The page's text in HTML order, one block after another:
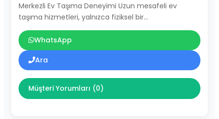
Merkezli Ev Taşıma Deneyimi Uzun mesafeli ev
taşıma hizmetleri, yalnızca fiziksel bir…
WhatsApp
Ara
Müşteri Yorumları (0)